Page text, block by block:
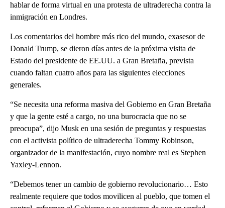
hablar de forma virtual en una protesta de ultraderecha contra la
inmigración en Londres.
Los comentarios del hombre más rico del mundo, exasesor de
Donald Trump, se dieron días antes de la próxima visita de
Estado del presidente de EE.UU. a Gran Bretaña, prevista
cuando faltan cuatro años para las siguientes elecciones
generales.
“Se necesita una reforma masiva del Gobierno en Gran Bretaña
y que la gente esté a cargo, no una burocracia que no se
preocupa”, dijo Musk en una sesión de preguntas y respuestas
con el activista político de ultraderecha Tommy Robinson,
organizador de la manifestación, cuyo nombre real es Stephen
Yaxley-Lennon.
“Debemos tener un cambio de gobierno revolucionario… Esto
realmente requiere que todos movilicen al pueblo, que tomen el